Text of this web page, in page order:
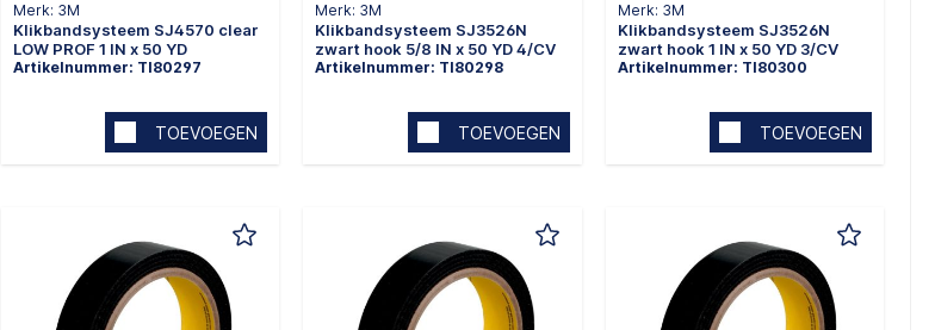
Merk: 3M
Klikbandsysteem SJ4570 clear
LOW PROF 1 IN x 50 YD
Artikelnummer: TI80297
TOEVOEGEN
Merk: 3M
Klikbandsysteem SJ3526N
zwart hook 5/8 IN x 50 YD 4/CV
Artikelnummer: TI80298
TOEVOEGEN
Merk: 3M
Klikbandsysteem SJ3526N
zwart hook 1 IN x 50 YD 3/CV
Artikelnummer: TI80300
TOEVOEGEN